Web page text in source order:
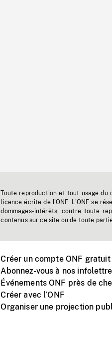
Toute reproduction et tout usage
licence écrite de l'ONF. L'ONF se
dommages-intérêts, contre toute
contenus sur ce site ou de toute
Créer un compte ONF gratuit
Abonnez-vous à nos
Événements ONF près de
Créer avec l’ONF
Organiser une projection